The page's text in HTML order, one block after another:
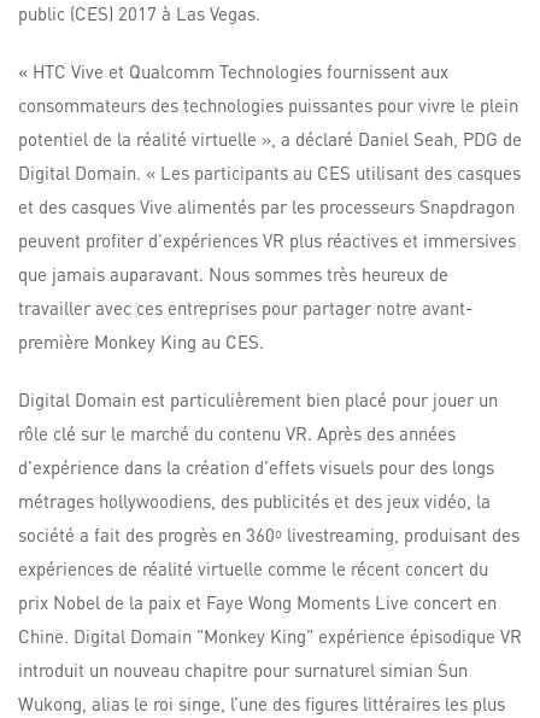
public (CES) 2017 à Las Vegas.
« HTC Vive et Qualcomm Technologies fournissent aux
consommateurs des technologies puissantes pour vivre le plein
potentiel de la réalité virtuelle », a déclaré Daniel Seah, PDG de
Digital Domain. « Les participants au CES utilisant des casques
et des casques Vive alimentés par les processeurs Snapdragon
peuvent profiter d’expériences VR plus réactives et immersives
que jamais auparavant. Nous sommes très heureux de
travailler avec ces entreprises pour partager notre avant-
première Monkey King au CES.
Digital Domain est particulièrement bien placé pour jouer un
rôle clé sur le marché du contenu VR. Après des années
d’expérience dans la création d’effets visuels pour des longs
métrages hollywoodiens, des publicités et des jeux vidéo, la
société a fait des progrès en 360o livestreaming, produisant des
expériences de réalité virtuelle comme le récent concert du
prix Nobel de la paix et Faye Wong Moments Live concert en
Chine. Digital Domain "Monkey King" expérience épisodique VR
introduit un nouveau chapitre pour surnaturel simian Sun
Wukong, alias le roi singe, l’une des figures littéraires les plus